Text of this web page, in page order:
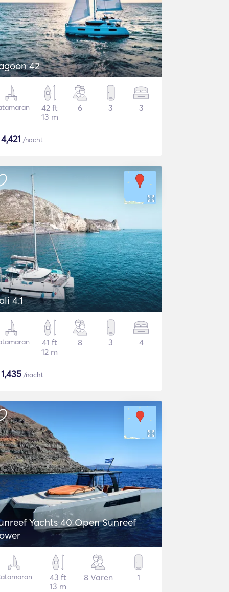
42
42 ft
13 m
6 3 3
4,421 /nacht
4.1
41 ft
12 m
8 3 4
1,435 /nacht
Yachts 40 Open Sunreef
43 ft
13 m
8 Varen 1